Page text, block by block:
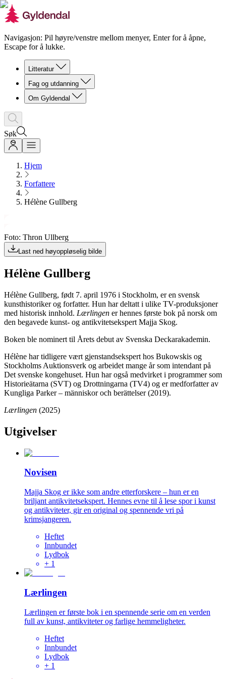
Navigasjon: Pil høyre/venstre mellom menyer, Enter for å åpne,
Escape for å lukke.
Litteratur
Fag og utdanning
Om Gyldendal
Søk
Hjem
Forfattere
Hélène Gullberg
Foto: Thron Ullberg
Last ned høyoppløselig bilde
Hélène Gullberg
Hélène Gullberg, født 7. april 1976 i Stockholm, er en svensk
kunsthistoriker og forfatter. Hun har deltatt i ulike TV-produksjoner
med historisk innhold. Lærlingen er hennes første bok på norsk om
den begavede kunst- og antikvitetsekspert Majja Skog.
Boken ble nominert til Årets debut av Svenska Deckarakademin.
Hélène har tidligere vært gjenstandsekspert hos Bukowskis og
Stockholms Auktionsverk og arbeidet mange år som intendant på
Det svenske kongehuset. Hun har også medvirket i programmer som
Historieätarna (SVT) og Drottningarna (TV4) og er medforfatter av
Kungliga Parker – människor och berättelser (2019).
Lærlingen (2025)
Utgivelser
Novisen
Majja Skog er ikke som andre etterforskere – hun er en
briljant antikvitetsekspert. Hennes evne til å lese spor i kunst
og antikviteter, gir en original og spennende vri på
krimsjangeren.
Heftet
Innbundet
Lydbok
+ 1
Lærlingen
Lærlingen er første bok i en spennende serie om en verden
full av kunst, antikviteter og farlige hemmeligheter.
Heftet
Innbundet
Lydbok
+ 1